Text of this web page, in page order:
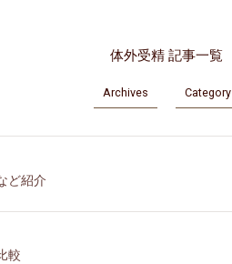
体外受精 記事一覧
Archives Category
ど紹介
較